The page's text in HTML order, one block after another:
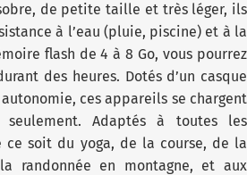
de petite taille et très léger, ils
à l’eau (pluie, piscine) et à la
flash de 4 à 8 Go, vous pourrez
des heures. Dotés d’un casque
ces appareils se chargent
seulement. Adaptés à toutes les
ce soit du yoga, de la course, de la
randonnée en montagne, et aux